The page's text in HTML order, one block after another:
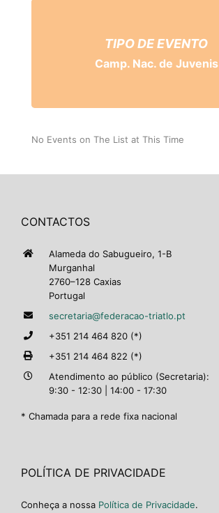
TIPO DE EVENTO
Camp. Nac. de Juvenis
No Events on The List at This Time
CONTACTOS
Alameda do Sabugueiro, 1-B
Murganhal
2760–128 Caxias
Portugal
secretaria@federacao-triatlo.pt
+351 214 464 820 (*)
+351 214 464 822 (*)
Atendimento ao público (Secretaria):
9:30 - 12:30 | 14:00 - 17:30
* Chamada para a rede fixa nacional
POLÍTICA DE PRIVACIDADE
Conheça a nossa Política de Privacidade.